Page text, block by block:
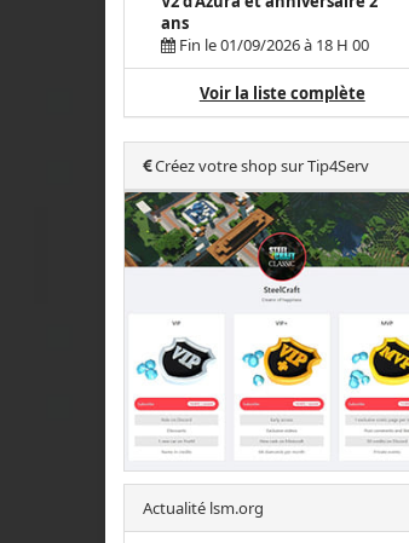
ans
Fin le 01/09/2026 à 18 H 00
Voir la liste complète
Créez votre shop sur Tip4Serv
Actualité lsm.org